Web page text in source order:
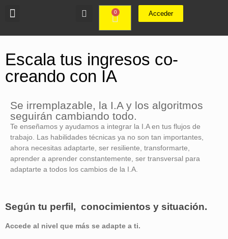
0 Acceder
Escala tus ingresos co-
creando con IA
Se irremplazable, la I.A y los algoritmos
seguirán cambiando todo.
Te enseñamos y ayudamos a integrar la I.A en tus flujos de
trabajo. Las habilidades técnicas ya no son tan importantes,
ahora necesitas adaptarte, ser resiliente, transformarte,
aprender a aprender constantemente, ser transversal para
adaptarte a todos los cambios de la I.A.
Según tu perfil, conocimientos y situación.
Accede al nivel que más se adapte a ti.